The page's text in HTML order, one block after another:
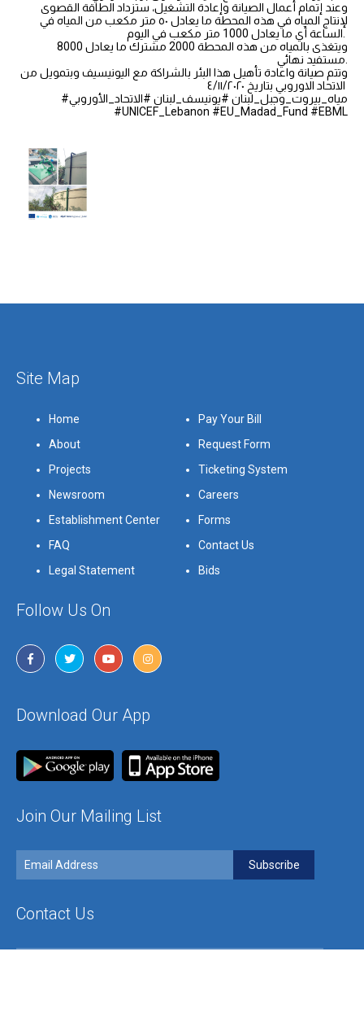
وعند إتمام أعمال الصيانة وإعادة التشغيل، ستزداد الطاقة القصوى
لإنتاج المياه في هذه المحطة ما يعادل ٥٠ متر مكعب من المياه في
ويتغذى بالمياه من هذه المحطة 2000 مشترك ما يعادل 8000
وتتم صيانة واعادة تأهيل هذا البئر بالشراكة مع اليونيسيف وبتمويل من
#مياه_بيروت_وجبل_لبنان #يونيسف_لبنان #الاتحاد_الأوروبي
#UNICEF_Lebanon #EU_Madad_Fund #EBML
Site Map
Home
Pay Your Bill
About
Request Form
Projects
Ticketing System
Newsroom
Careers
Establishment Center
Forms
FAQ
Contact Us
Legal Statement
Bids
Follow Us On
Download Our App
Join Our Mailing List
Contact Us